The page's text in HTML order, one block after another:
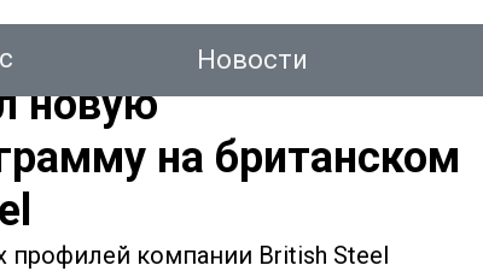
Новости
новую
на британском
профилей компании British Steel